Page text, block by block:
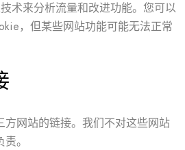
术来分析流量和改进功能。您可以
，但某些网站功能可能无法正常
方网站的链接。我们不对这些网站
。